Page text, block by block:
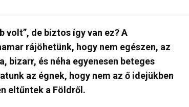
volt”, de biztos így van ez? A
rájöhetünk, hogy nem egészen, az
bizarr, és néha egyenesen beteges
az égnek, hogy nem az ő idejükben
eltűntek a Földről.